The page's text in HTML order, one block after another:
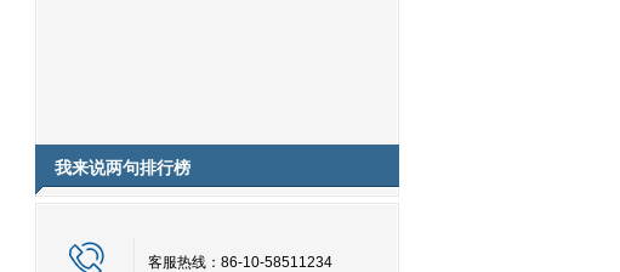
我来说两句排行榜
客服热线：86-10-58511234